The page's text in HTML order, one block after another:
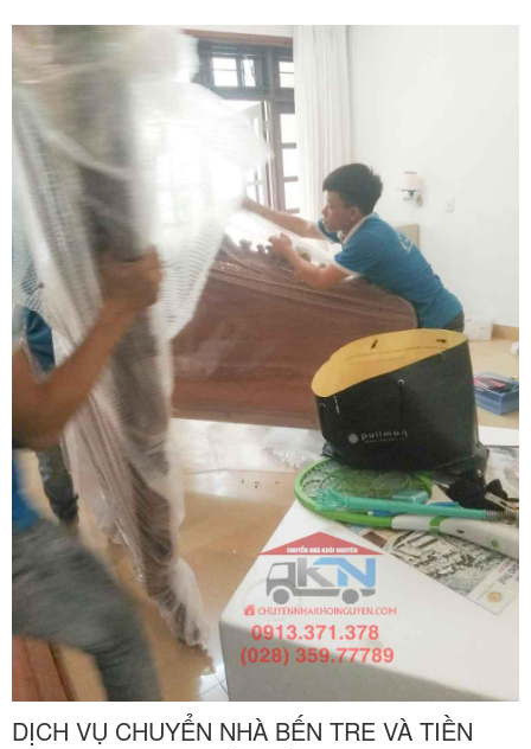
những rào cản rất lớn về mặt địa lý. Quãng đường di chuyển đường
trường xa xôi từ 50 km đến hơn 250 km đòi hỏi một sự chuẩn bị kỹ
lưỡng về mặt logistics để đảm bảo tài sản luôn được bảo vệ an
toàn tuyệt đối. Việc bỏ túi những kinh nghiệm thực chiến khi lựa
chọn đơn vị vận tải uy tín chính là chìa khóa vàng giúp gia đình bạn
có một hành trình an cư thảnh thơi, nhẹ nhàng nhất. Chuyển nhà
Khôi Nguyên tự hào mang đến giải pháp chuyển nhà liên tỉnh
chuyên nghiệp, cam kết đồng hành cùng gia đình bạn bằng tinh
thần trách nhiệm cao nhất. Quý khách hàng cần khảo sát thực tế
địa hình hẻm sâu và nhận bảng báo giá tốt nhất hãy gọi ngay
hotline hỗ trợ liên tục 24 trên 7 qua số 0913 371 378 hoặc 0972
366 628 để nhận tư vấn phương án thi công siêu tốc từ đội ngũ
Khôi Nguyên.
DỊCH VỤ CHUYỂN NHÀ BẾN TRE VÀ TIỀN